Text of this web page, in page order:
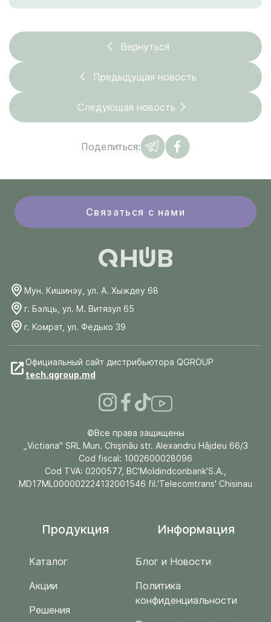
Вернуться
Предыдущая новость
Следующая новость
Поделиться:
Связаться с нами
Мун. Кишинэу, ул. А. Хыждеу 68
г. Бэлць, ул. М. Витязул 65
г. Комрат, ул. Федько 39
Официальный сайт дистрибьютора QGROUP
tech.qgroup.md
©Все права защищены
„Victiana" SRL Mun. Chişinău str. Alexandru Hâjdeu 66/3
Cod fiscal: 1002600028096
Cod TVA: 0200577, BC'Moldindconbank'S.A.,
MD17ML000002224132001546 fil.'Telecomtrans' Chisinau
Продукция
Каталог
Акции
Решения
Информация
Блог и Новости
Политика
конфиденциальности